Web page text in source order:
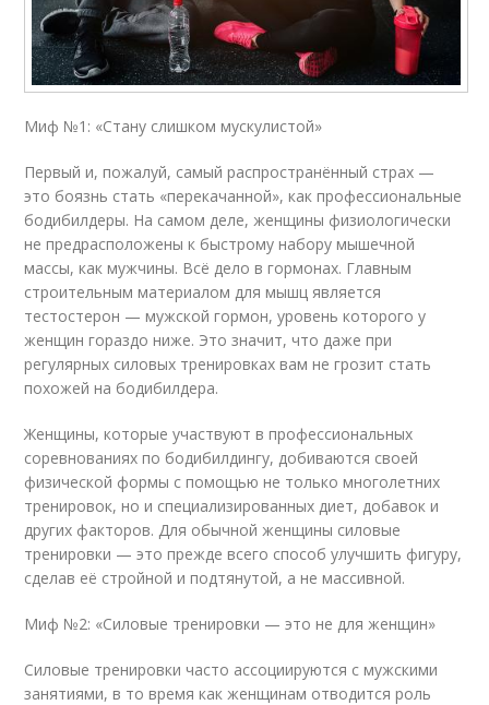
Миф №1: «Стану слишком мускулистой»
Первый и, пожалуй, самый распространённый страх —
это боязнь стать «перекачанной», как профессиональные
бодибилдеры. На самом деле, женщины физиологически
не предрасположены к быстрому набору мышечной
массы, как мужчины. Всё дело в гормонах. Главным
строительным материалом для мышц является
тестостерон — мужской гормон, уровень которого у
женщин гораздо ниже. Это значит, что даже при
регулярных силовых тренировках вам не грозит стать
похожей на бодибилдера.
Женщины, которые участвуют в профессиональных
соревнованиях по бодибилдингу, добиваются своей
физической формы с помощью не только многолетних
тренировок, но и специализированных диет, добавок и
других факторов. Для обычной женщины силовые
тренировки — это прежде всего способ улучшить фигуру,
сделав её стройной и подтянутой, а не массивной.
Миф №2: «Силовые тренировки — это не для женщин»
Силовые тренировки часто ассоциируются с мужскими
занятиями, в то время как женщинам отводится роль